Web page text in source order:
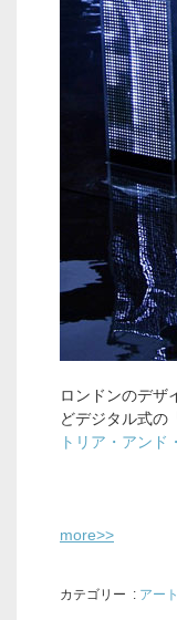
ロンドンのデザ
どデジタル式の
トリア・アンド
more>>
カテゴリー : アート